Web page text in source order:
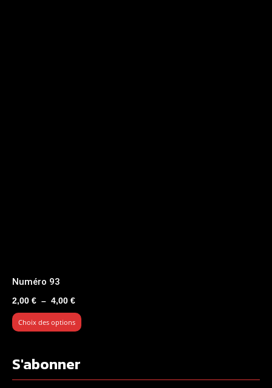
Numéro 93
2,00 € – 4,00 €Plage
de
prix :
4,00 €
Choix des options
S'abonner